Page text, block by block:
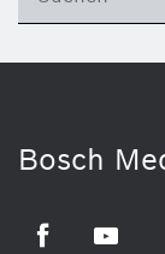
Bosch